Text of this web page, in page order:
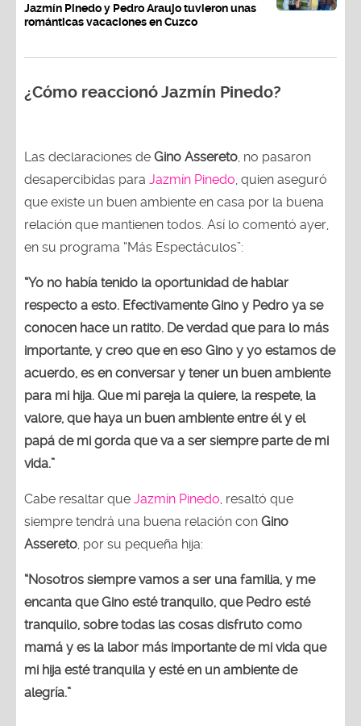
Jazmín Pinedo y Pedro Araujo tuvieron unas
románticas vacaciones en Cuzco
¿Cómo reaccionó Jazmín Pinedo?
Las declaraciones de Gino Assereto , no pasaron
desapercibidas para Jazmín Pinedo , quien aseguró
que existe un buen ambiente en casa por la buena
relación que mantienen todos. Así lo comentó ayer,
en su programa “Más Espectáculos”:
“Yo no había tenido la oportunidad de hablar
respecto a esto. Efectivamente Gino y Pedro ya se
conocen hace un ratito. De verdad que para lo más
importante, y creo que en eso Gino y yo estamos de
acuerdo, es en conversar y tener un buen ambiente
para mi hija. Que mi pareja la quiere, la respete, la
valore, que haya un buen ambiente entre él y el
papá de mi gorda que va a ser siempre parte de mi
vida.”
Cabe resaltar que Jazmín Pinedo , resaltó que
siempre tendrá una buena relación con Gino
Assereto , por su pequeña hija:
“Nosotros siempre vamos a ser una familia, y me
encanta que Gino esté tranquilo, que Pedro esté
tranquilo, sobre todas las cosas disfruto como
mamá y es la labor más importante de mi vida que
mi hija esté tranquila y esté en un ambiente de
alegría.”